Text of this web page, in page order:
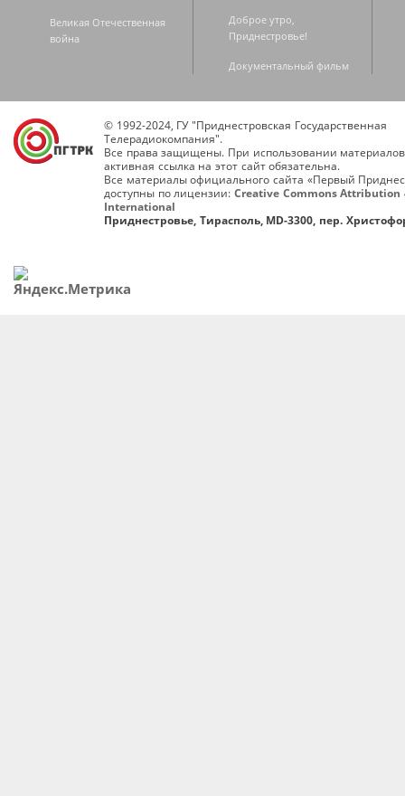
Великая Отечественная
война
Доброе утро,
Приднестровье!
Документальный фильм
© 1992-2024, ГУ "Приднестровская Государственная
Телерадиокомпания".
Все права защищены. При использовании
активная ссылка на этот сайт обязательна.
Все материалы официального сайта «Первый
доступны по лицензии: Creative Commons Attribution
International
Приднестровье, Тирасполь, MD-3300, пер.